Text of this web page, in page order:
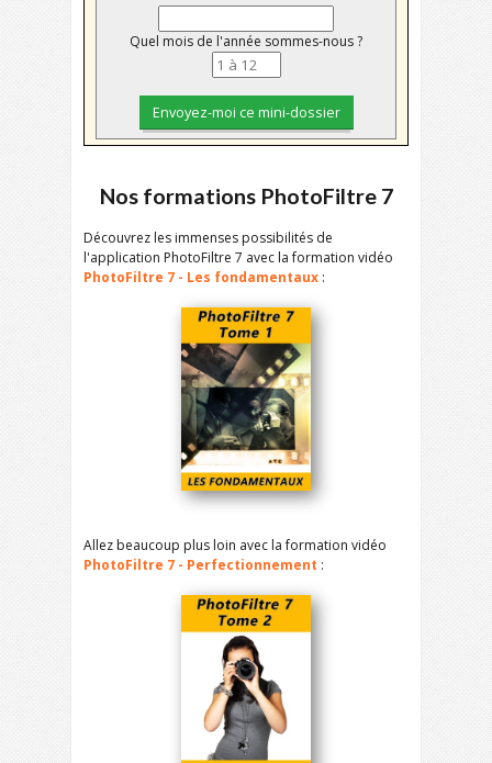
Quel mois de l'année sommes-nous ?
Nos formations PhotoFiltre 7
Découvrez les immenses possibilités de
l'application PhotoFiltre 7 avec la formation vidéo
PhotoFiltre 7 - Les fondamentaux :
Allez beaucoup plus loin avec la formation vidéo
PhotoFiltre 7 - Perfectionnement :